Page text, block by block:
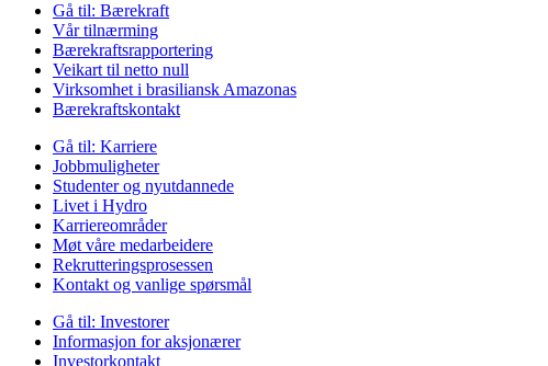
Gå til: Bærekraft
Vår tilnærming
Bærekraftsrapportering
Veikart til netto null
Virksomhet i brasiliansk Amazonas
Bærekraftskontakt
Gå til: Karriere
Jobbmuligheter
Studenter og nyutdannede
Livet i Hydro
Karriereområder
Møt våre medarbeidere
Rekrutteringsprosessen
Kontakt og vanlige spørsmål
Gå til: Investorer
Informasjon for aksjonærer
Investorkontakt